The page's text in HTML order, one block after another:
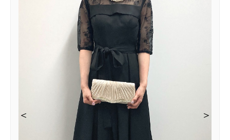
＜ ＞
＜ ＞
＜ ＞
＜ ＞